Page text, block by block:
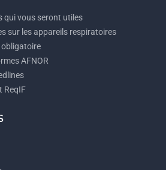
qui vous seront utiles
sur les appareils respiratoires
obligatoire
AFNOR
ReqIF